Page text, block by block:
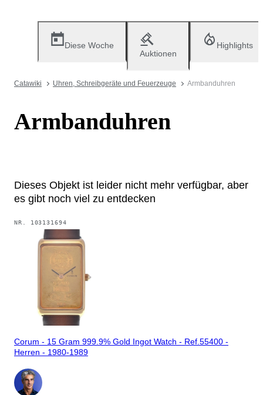
Diese Woche
Auktionen
Highlights
Catawiki Uhren, Schreibgeräte und Feuerzeuge Armbanduhren
Armbanduhren
Dieses Objekt ist leider nicht mehr verfügbar, aber
es gibt noch viel zu entdecken
NR. 103131694
Corum - 15 Gram 999.9% Gold Ingot Watch - Ref.55400 -
Herren - 1980-1989